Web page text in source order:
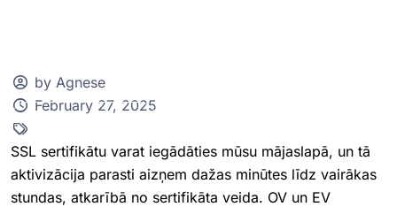
by Agnese
February 27, 2025
SSL sertifikātu varat iegādāties mūsu mājaslapā, un tā
aktivizācija parasti aizņem dažas minūtes līdz vairākas
stundas, atkarībā no sertifikāta veida. OV un EV